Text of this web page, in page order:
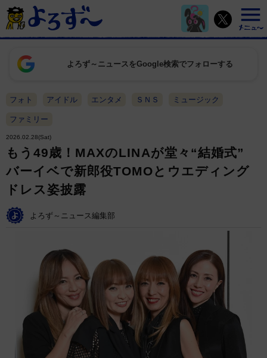
よろず～ニュースをGoogle検索でフォローする
フォト アイドル エンタメ ＳＮＳ ミュージック
ファミリー
2026.02.28(Sat)
もう49歳！MAXのLINAが堂々“結婚式”
バーイベで新郎役TOMOとウエディング
ドレス姿披露
よろず～ニュース編集部